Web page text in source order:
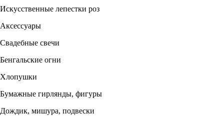
Искусственные лепестки роз
Аксессуары
Свадебные свечи
Бенгальские огни
Хлопушки
Бумажные гирлянды, фигуры
Дождик, мишура, подвески